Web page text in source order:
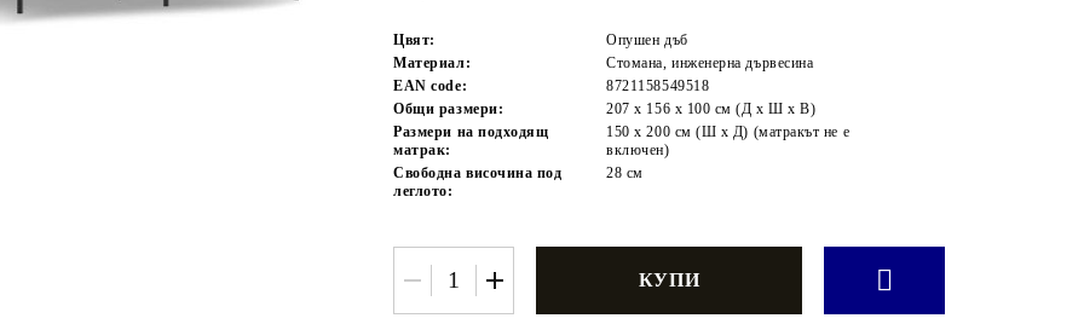
Цвят:
Опушен дъб
Материал:
Стомана, инженерна дървесина
EAN code:
8721158549518
Общи размери:
207 x 156 x 100 см (Д x Ш x В)
Размери на подходящ
матрак:
150 x 200 см (Ш x Д) (матракът не е
включен)
Свободна височина под
леглото:
28 см